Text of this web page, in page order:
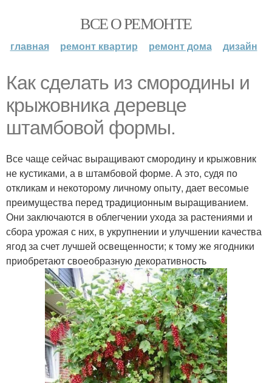
ВСЕ О РЕМОНТЕ
главная ремонт квартир ремонт дома дизайн
Как сделать из смородины и
крыжовника деревце
штамбовой формы.
Все чаще сейчас выращивают смородину и крыжовник
не кустиками, а в штамбовой форме. А это, судя по
откликам и некоторому личному опыту, дает весомые
преимущества перед традиционным выращиванием.
Они заключаются в облегчении ухода за растениями и
сбора урожая с них, в укрупнении и улучшении качества
ягод за счет лучшей освещенности; к тому же ягодники
приобретают своеобразную декоративность